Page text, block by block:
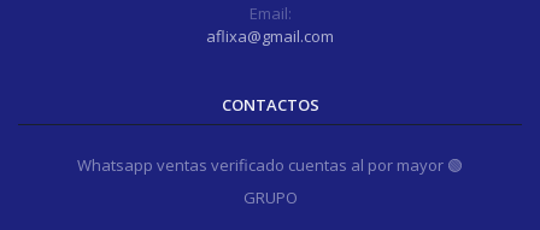
Email:
aflixa@gmail.com
CONTACTOS
Whatsapp ventas verificado cuentas al por mayor 🟢
GRUPO